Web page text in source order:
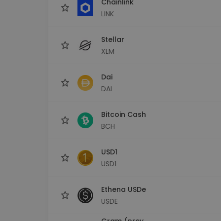
LINK
Stellar
XLM
Dai
DAI
Bitcoin Cash
BCH
USD1
USD1
Ethena USDe
USDE